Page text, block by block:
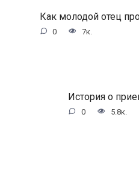
Как молодой отец
0 7к.
История о
0 5.8к.